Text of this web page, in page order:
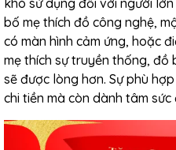
khó sử dụng đối với người
bố mẹ thích đồ công nghệ,
có màn hình cảm ứng, hoặc
mẹ thích sự truyền thống, đồ
sẽ được lòng hơn. Sự phù
chi tiền mà còn dành tâm